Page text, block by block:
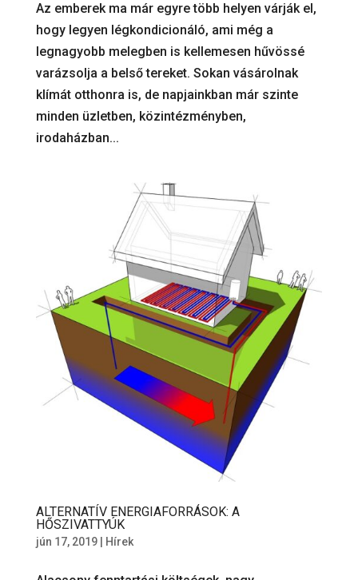
Az emberek ma már egyre több helyen várják el,
hogy legyen légkondicionáló, ami még a
legnagyobb melegben is kellemesen hűvössé
varázsolja a belső tereket. Sokan vásárolnak
klímát otthonra is, de napjainkban már szinte
minden üzletben, közintézményben,
irodaházban...
ALTERNATÍV ENERGIAFORRÁSOK: A
HŐSZIVATTYÚK
jún 17, 2019| Hírek